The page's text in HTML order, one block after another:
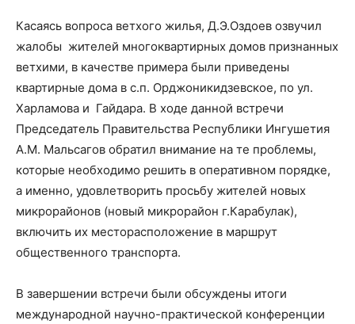
Касаясь вопроса ветхого жилья, Д.Э.Оздоев озвучил
жалобы жителей многоквартирных домов признанных
ветхими, в качестве примера были приведены
квартирные дома в с.п. Орджоникидзевское, по ул.
Харламова и Гайдара. В ходе данной встречи
Председатель Правительства Республики Ингушетия
А.М. Мальсагов обратил внимание на те проблемы,
которые необходимо решить в оперативном порядке,
а именно, удовлетворить просьбу жителей новых
микрорайонов (новый микрорайон г.Карабулак),
включить их месторасположение в маршрут
общественного транспорта.
В завершении встречи были обсуждены итоги
международной научно-практической конференции